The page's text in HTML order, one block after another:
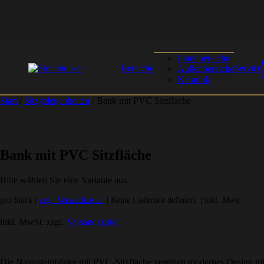
Bereiche
Innenbereiche
Außenbereiche
Keramik
Service
Start Sitzgelegenheiten / Bank mit PVC Sitzfläche
Bank mit PVC Sitzfläche
Bitte wählen Sie eine Variante aus.
pro Stück | zzgl. Versandkosten | Keine Lieferzeit definiert. | inkl. Mwst
inkl. MwSt. zzgl. Versandkosten
Die Natursteinbänke mit PVC-Sitzfläche vereinen modernes Design